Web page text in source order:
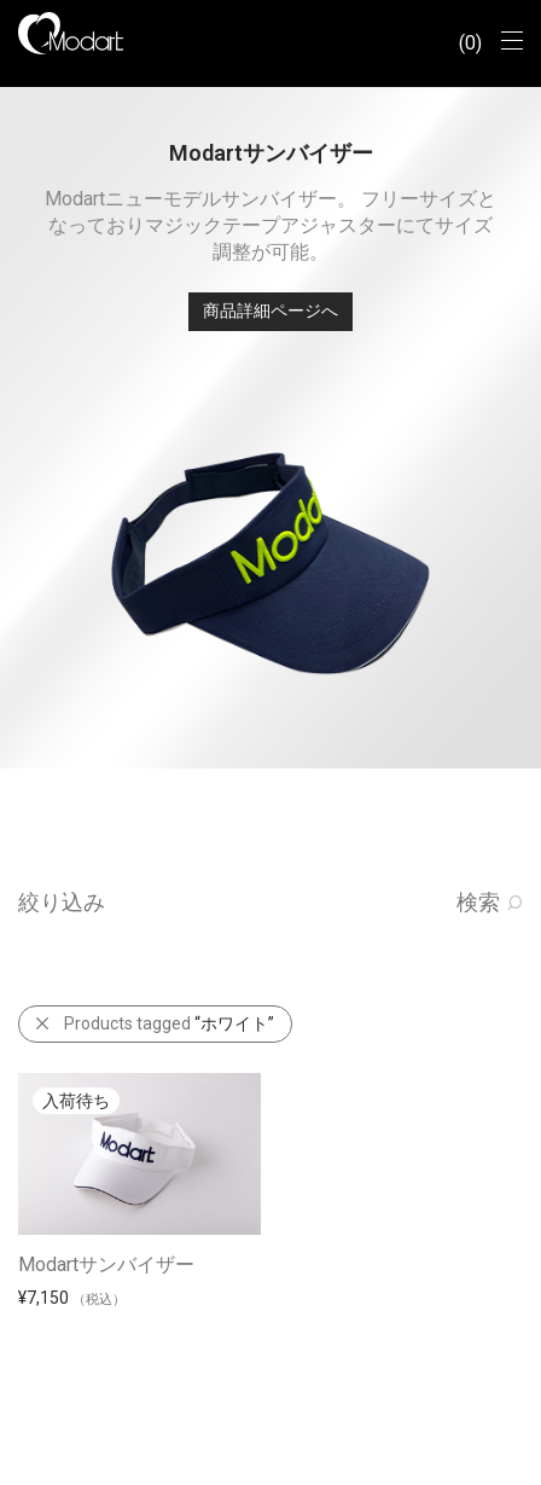
0
Modartサンバイザー
Modartニューモデルサンバイザー。 フリーサイズと
なっておりマジックテープアジャスターにてサイズ
調整が可能。
商品詳細ページへ
絞り込み 検索
Products tagged “ホワイト”
Modartサンバイザー
¥7,150 （税込）